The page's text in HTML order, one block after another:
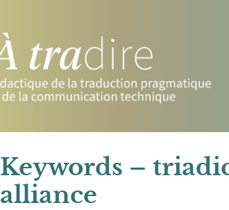
Keywords –
alliance